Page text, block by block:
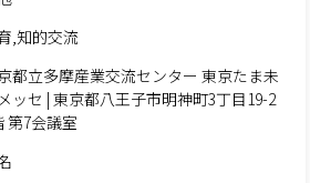
,知的交流
都立多摩産業交流センター 東京たま未
ッセ | 東京都八王子市明神町3丁目19-2
第7会議室